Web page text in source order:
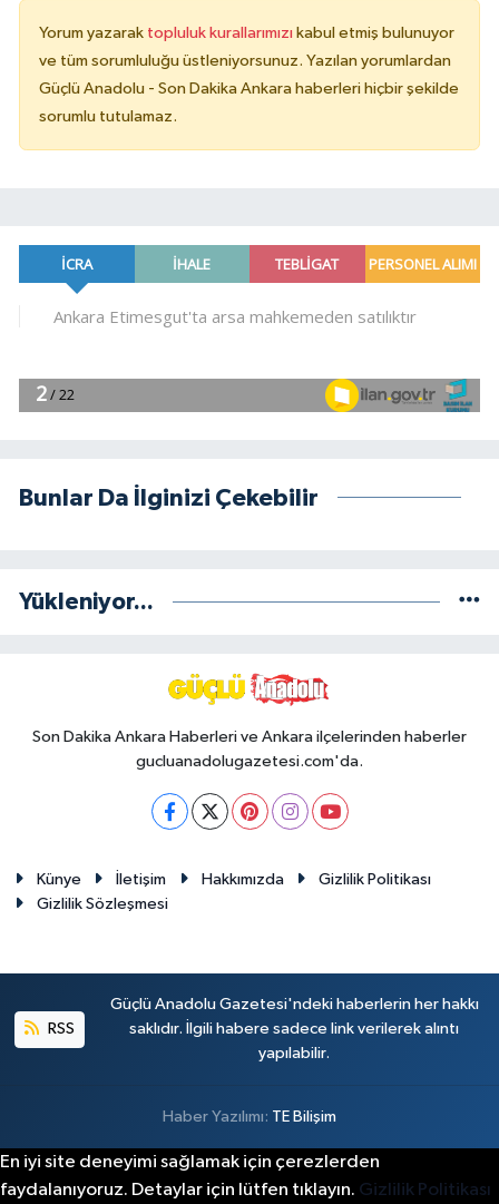
Yorum yazarak topluluk kurallarımızı kabul etmiş bulunuyor
ve tüm sorumluluğu üstleniyorsunuz. Yazılan yorumlardan
Güçlü Anadolu - Son Dakika Ankara haberleri hiçbir şekilde
sorumlu tutulamaz.
Bunlar Da İlginizi Çekebilir
Yükleniyor...
Son Dakika Ankara Haberleri ve Ankara ilçelerinden haberler
gucluanadolugazetesi.com'da.
Künye İletişim Hakkımızda
Gizlilik Politikası
Gizlilik Sözleşmesi
RSS
Güçlü Anadolu Gazetesi'ndeki haberlerin her hakkı
saklıdır. İlgili habere sadece link verilerek alıntı
yapılabilir.
Haber Yazılımı: TE Bilişim
En iyi site deneyimi sağlamak için çerezlerden
faydalanıyoruz. Detaylar için lütfen tıklayın. Gizlilik Politikası